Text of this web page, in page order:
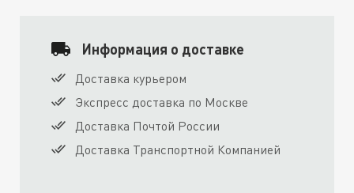
Информация о доставке
Доставка курьером
Экспресс доставка по Москве
Доставка Почтой России
Доставка Транспортной Компанией